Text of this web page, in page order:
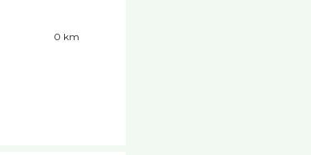
0 km